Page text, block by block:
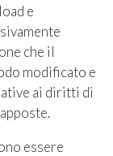
e
che il
modificato e
ai diritti di
essere